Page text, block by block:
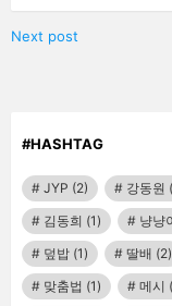
Next post
#HASHTAG
JYP (2) 강동원
김동희 (1) 냥냥
덮밥 (1) 딸배 (2)
맞춤법 (1) 메시